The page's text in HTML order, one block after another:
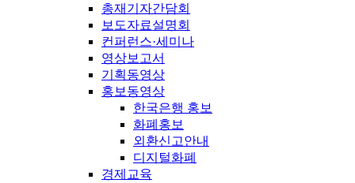
총재기자간담회
보도자료설명회
컨퍼런스·세미나
영상보고서
기획동영상
홍보동영상
한국은행 홍보
화폐홍보
외환신고안내
디지털화폐
경제교육